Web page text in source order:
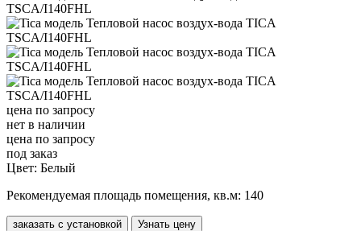
цена по запросу
нет в наличии
цена по запросу
под заказ
Цвет: Белый
Рекомендуемая площадь помещения, кв.м: 140
заказать с установкой Узнать цену